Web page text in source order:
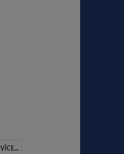
VÍCE...